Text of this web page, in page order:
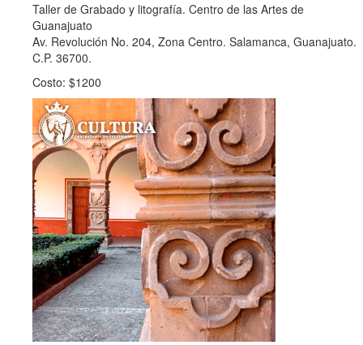
Taller de Grabado y litografía. Centro de las Artes de
Guanajuato
Av. Revolución No. 204, Zona Centro. Salamanca, Guanajuato.
C.P. 36700.
Costo: $1200